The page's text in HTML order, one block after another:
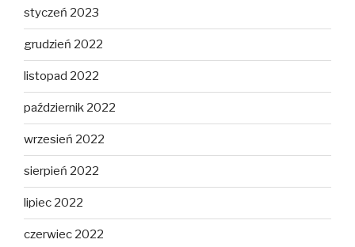
styczeń 2023
grudzień 2022
listopad 2022
październik 2022
wrzesień 2022
sierpień 2022
lipiec 2022
czerwiec 2022